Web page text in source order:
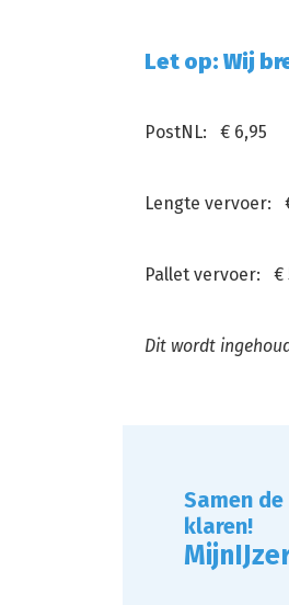
Let op: Wij
PostNL: € 6,95
Lengte vervoer:
Pallet vervoer: €
Dit wordt
Samen
klaren!